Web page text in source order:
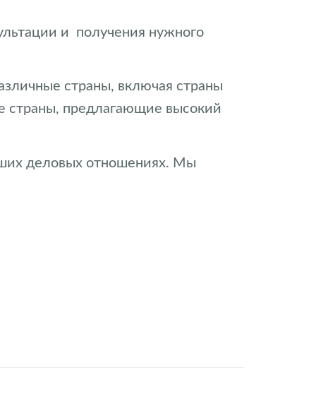
и получения нужного
страны, включая страны
страны, предлагающие высокий
деловых отношениях. Мы